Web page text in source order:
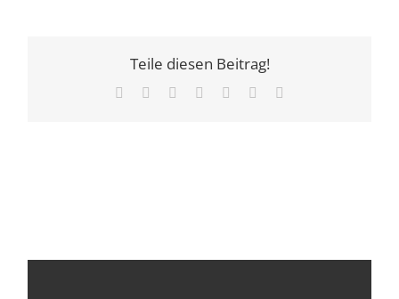
Teile diesen Beitrag!
Facebook LinkedInWhatsApp
TumblrPinterest